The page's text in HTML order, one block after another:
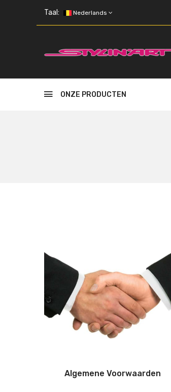
Taal: Nederlands
ONZE PRODUCTEN
Algemene Voorwaarden